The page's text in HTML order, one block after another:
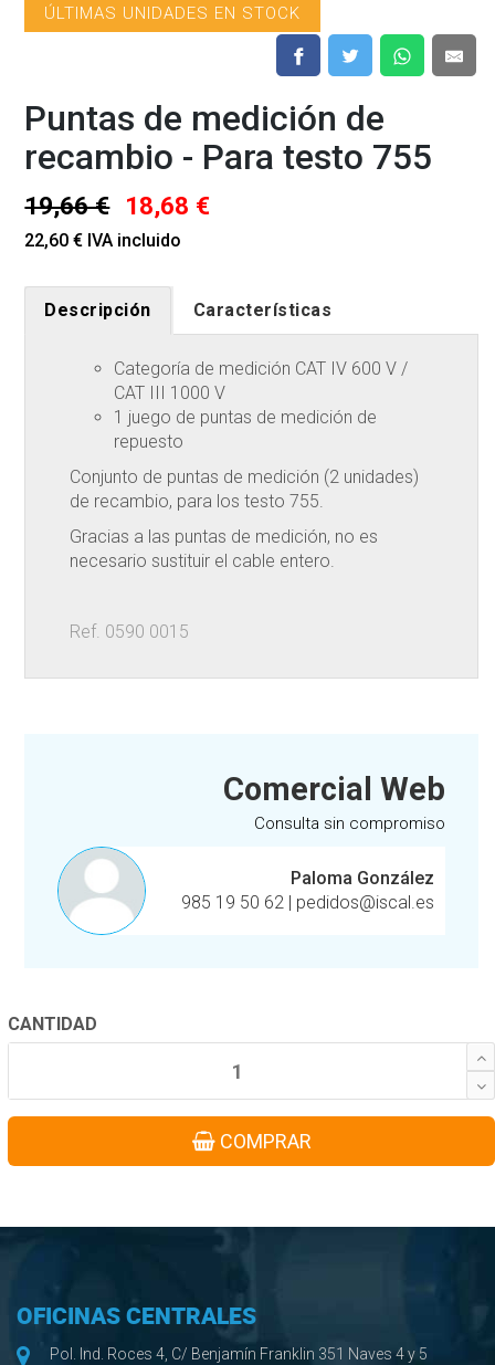
ÚLTIMAS UNIDADES EN STOCK
Puntas de medición de
recambio - Para testo 755
19,66 € 18,68 €
22,60 € IVA incluido
Descripción Características
Categoría de medición CAT IV 600 V /
CAT III 1000 V
1 juego de puntas de medición de
repuesto
Conjunto de puntas de medición (2 unidades)
de recambio, para los testo 755.
Gracias a las puntas de medición, no es
necesario sustituir el cable entero.
Ref. 0590 0015
Comercial Web
Consulta sin compromiso
Paloma González
985 19 50 62
pedidos@iscal.es
CANTIDAD
COMPRAR
OFICINAS CENTRALES
Pol. Ind. Roces 4, C/ Benjamín Franklin 351 Naves 4 y 5